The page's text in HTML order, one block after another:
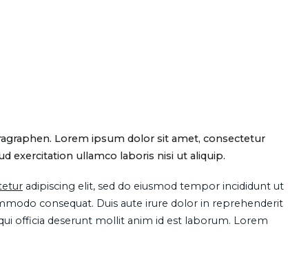
Lorem ipsum dolor sit amet, consectetur
exercitation ullamco laboris nisi ut aliquip.
adipiscing elit, sed do eiusmod tempor incididunt ut
consequat. Duis aute irure dolor in reprehenderit
officia deserunt mollit anim id est laborum. Lorem